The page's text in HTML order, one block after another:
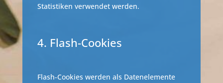
Statistiken verwendet werden.
4. Flash-Cookies
Flash-Cookies werden als Datenelemente